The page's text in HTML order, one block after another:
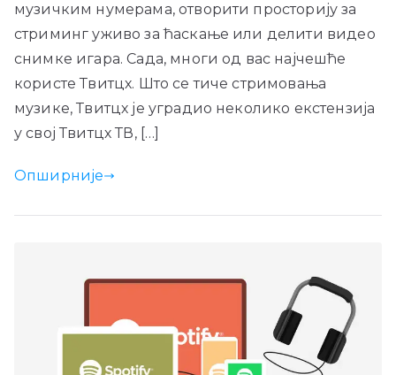
музичким нумерама, отворити просторију за
стриминг уживо за ћаскање или делити видео
снимке игара. Сада, многи од вас најчешће
користе Твитцх. Што се тиче стримовања
музике, Твитцх је уградио неколико екстензија
у свој Твитцх ТВ, […]
Опширније